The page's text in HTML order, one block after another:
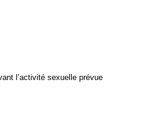
l’activité sexuelle prévue